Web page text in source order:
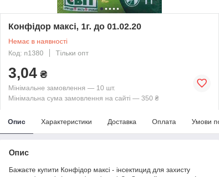
Конфідор максі, 1г. до 01.02.20
Немає в наявності
Код: n1380
Тільки опт
3,04 ₴
Мінімальне замовлення — 10 шт.
Мінімальна сума замовлення на сайті — 350 ₴
Опис Характеристики Доставка Оплата Умови
Опис
Бажаєте купити Конфідор максі - інсектицид для захисту